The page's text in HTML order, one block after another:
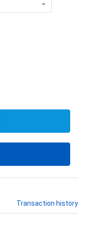
Transaction history